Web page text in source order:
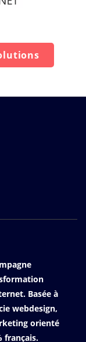
Basée à
webdesign,
orienté
français.